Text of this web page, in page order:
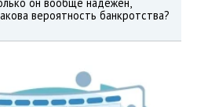
вероятность банкротства?